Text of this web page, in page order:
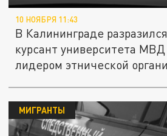
10 НОЯБРЯ 11:43
В Калининграде
курсант университета МВД
лидером этнической
МИГРАНТЫ